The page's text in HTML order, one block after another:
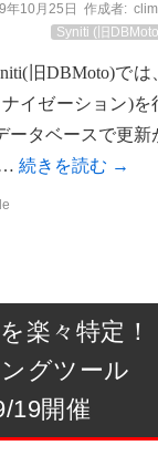
年10月25日 作成者:
Syniti (旧
旧DBMoto)では
イゼーション)を
ータベースで更新
… 続きを読む →
楽々特定！
グツール
19開催